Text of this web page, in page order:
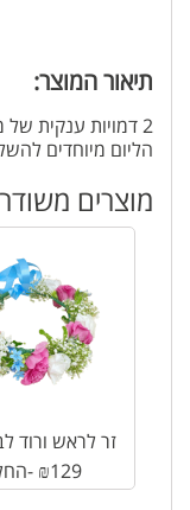
תיאור המוצר:
2 דמויות ענקית
הליום מיוחדים
מוצרים
זר לראש ורוד
החל מ- ₪129